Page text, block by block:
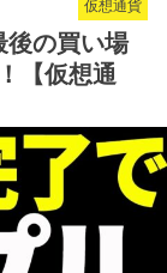
仮想通貨
後の買い場
【仮想通